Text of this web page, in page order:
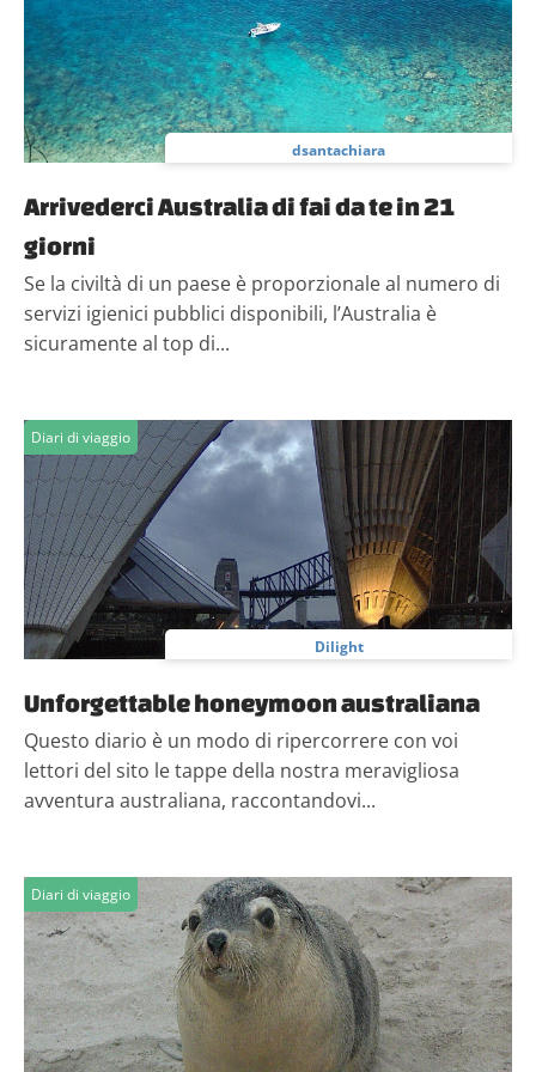
pubblicità e social media, i quali potrebbero combinarle
con altre informazioni che hai fornito loro o che hanno
raccolto dal tuo utilizzo dei loro servizi.
dsantachiara
Arrivederci Australia di fai da te in 21
giorni
Se la civiltà di un paese è proporzionale al numero di
servizi igienici pubblici disponibili, l’Australia è
sicuramente al top di...
Diari di viaggio
Dilight
Unforgettable honeymoon australiana
Questo diario è un modo di ripercorrere con voi
lettori del sito le tappe della nostra meravigliosa
avventura australiana, raccontandovi...
Diari di viaggio